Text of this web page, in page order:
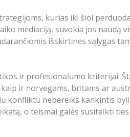
kurias iki šiol
mediaciją, suvokia jos naudą
išskirtines sąlygas
ir profesionalumo kriterijai.
ir norvegams, britams ar
konfliktu nebereiks kankintis
o teismai galės susitelkti